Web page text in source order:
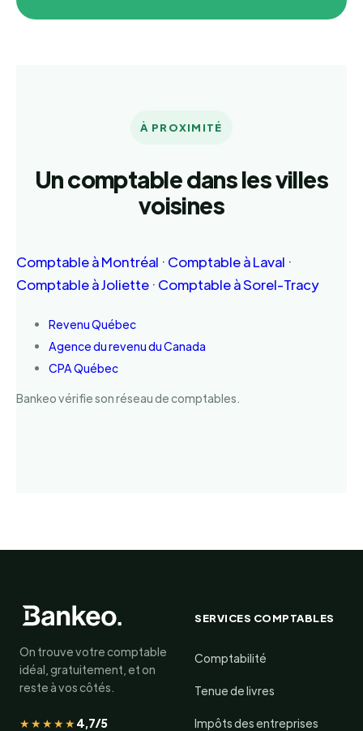
À PROXIMITÉ
Un comptable dans les villes
voisines
Comptable à Montréal · Comptable à Laval ·
Comptable à Joliette · Comptable à Sorel-Tracy
Revenu Québec
Agence du revenu du Canada
CPA Québec
Bankeo vérifie son réseau de comptables.
On trouve votre comptable
idéal, gratuitement, et on
reste à vos côtés.
★★★★★4,7/5
SERVICES COMPTABLES
Comptabilité
Tenue de livres
Impôts des entreprises